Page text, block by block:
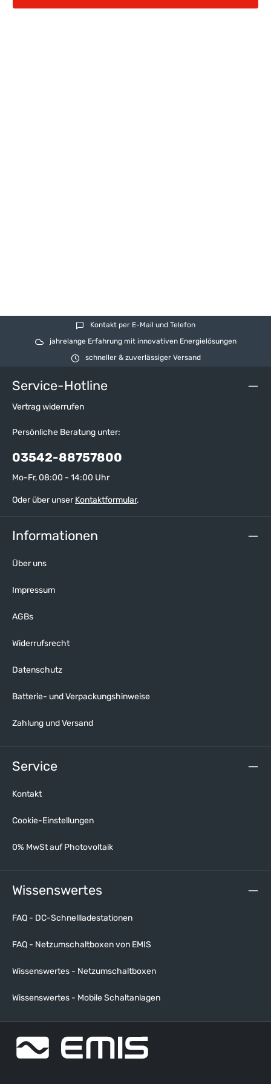
Kontakt per E-Mail und Telefon
jahrelange Erfahrung mit innovativen Energielösungen
schneller & zuverlässiger Versand
Service-Hotline
Vertrag widerrufen
Persönliche Beratung unter:
03542-88757800
Mo-Fr, 08:00 - 14:00 Uhr
Oder über unserKontaktformular.
Informationen
Über uns
Impressum
AGBs
Widerrufsrecht
Datenschutz
Batterie- und Verpackungshinweise
Zahlung und Versand
Service
Kontakt
Cookie-Einstellungen
0% MwSt auf Photovoltaik
Wissenswertes
FAQ - DC-Schnellladestationen
FAQ - Netzumschaltboxen von EMIS
Wissenswertes - Netzumschaltboxen
Wissenswertes - Mobile Schaltanlagen